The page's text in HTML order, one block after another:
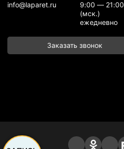
info@laparet.ru
9:00 — 21:00
(мск.)
ежедневно
Заказать звонок